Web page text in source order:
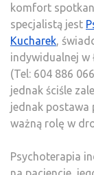
komfort
specjalistą jest
Kucharek,
indywidualnej w
(Tel: 604 886
jednak ściśle
jednak postawa
ważną rolę w
Psychoterapia